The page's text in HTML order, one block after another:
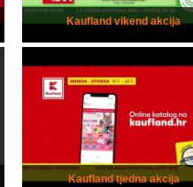
Kaufland vikend akcija
Kaufland tjedna akcija